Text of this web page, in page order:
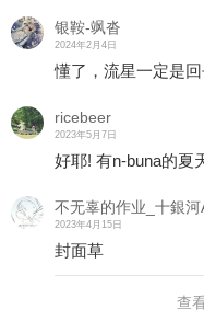
银鞍-飒沓
2024年2月4日
懂了，流星一定是
ricebeer
2023年5月7日
好耶! 有n-buna的夏
不无辜的作业_十銀
2023年4月15日
封面草
查